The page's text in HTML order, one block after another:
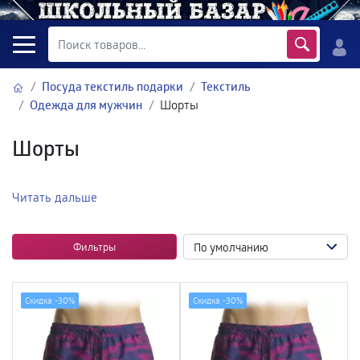
Посуда текстиль подарки
Текстиль
Одежда для мужчин
Шорты
Шорты
Читать дальше
Фильтры
Скидка -30% Скидка -30%